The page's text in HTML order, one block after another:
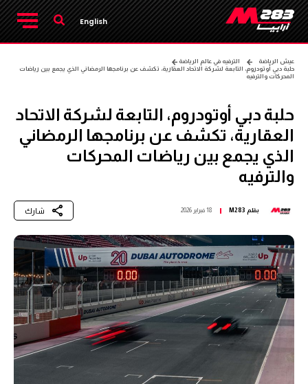
English
عيش الرياضة
الترفيه في عالم الرياضة
حلبة دبي أوتودروم، التابعة لشركة الاتحاد العقارية، تكشف عن برنامجها الرمضاني الذي يجمع بين رياضات
المحركات والترفيه
حلبة دبي أوتودروم، التابعة لشركة الاتحاد
العقارية، تكشف عن برنامجها الرمضاني
الذي يجمع بين رياضات المحركات
والترفيه
بقلم M283 18 فبراير 2026 شارك